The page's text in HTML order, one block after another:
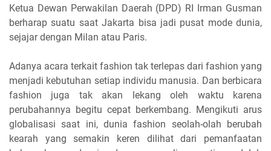
Ketua Dewan Perwakilan Daerah (DPD) RI Irman Gusman
berharap suatu saat Jakarta bisa jadi pusat mode dunia,
sejajar dengan Milan atau Paris.
Adanya acara terkait fashion tak terlepas dari fashion yang
menjadi kebutuhan setiap individu manusia. Dan berbicara
fashion juga tak akan lekang oleh waktu karena
perubahannya begitu cepat berkembang. Mengikuti arus
globalisasi saat ini, dunia fashion seolah-olah berubah
kearah yang semakin keren dilihat dari pemanfaatan